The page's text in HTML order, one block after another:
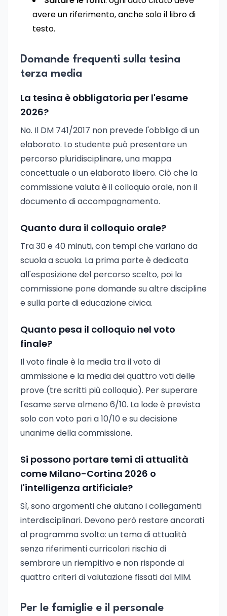
avere un riferimento, anche solo il libro di
testo.
Domande frequenti sulla tesina
terza media
La tesina è obbligatoria per l'esame
2026?
No. Il DM 741/2017 non prevede l'obbligo di un
elaborato. Lo studente può presentare un
percorso pluridisciplinare, una mappa
concettuale o un elaborato libero. Ciò che la
commissione valuta è il colloquio orale, non il
documento di accompagnamento.
Quanto dura il colloquio orale?
Tra 30 e 40 minuti, con tempi che variano da
scuola a scuola. La prima parte è dedicata
all'esposizione del percorso scelto, poi la
commissione pone domande su altre discipline
e sulla parte di educazione civica.
Quanto pesa il colloquio nel voto
finale?
Il voto finale è la media tra il voto di
ammissione e la media dei quattro voti delle
prove (tre scritti più colloquio). Per superare
l'esame serve almeno 6/10. La lode è prevista
solo con voto pari a 10/10 e su decisione
unanime della commissione.
Si possono portare temi di attualità
come Milano-Cortina 2026 o
l'intelligenza artificiale?
Sì, sono argomenti che aiutano i collegamenti
interdisciplinari. Devono però restare ancorati
al programma svolto: un tema di attualità
senza riferimenti curricolari rischia di
sembrare un riempitivo e non risponde ai
quattro criteri di valutazione fissati dal MIM.
Per le famiglie e il personale